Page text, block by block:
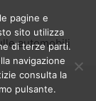
automobili
pagine e
sito utilizza
di terze parti.
navigazione
consulta la
pulsante.